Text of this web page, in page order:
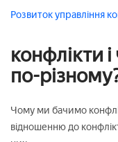
Розвитокуправління
конфлікти
по-
Чому ми бачимо
відношенню до